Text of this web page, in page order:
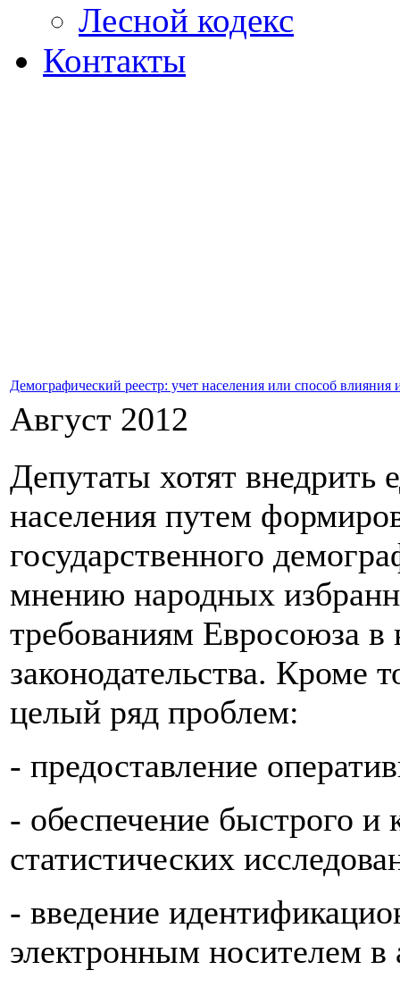
Лесной кодекс
Контакты
Демографический реестр: учет населения или способ влияния
Август 2012
Депутаты хотят внедрить
населения путем
государственного
мнению народных
требованиям Евросоюза в
законодательства. Кроме
целый ряд проблем:
- предоставление
- обеспечение быстрого и
статистических
- введение
электронным носителем в